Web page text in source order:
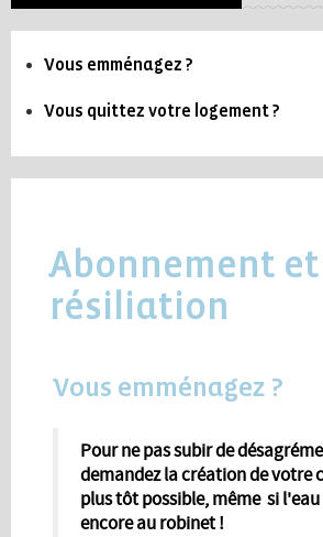
Vous emménagez ?
Vous quittez votre logement ?
Abonnement et
résiliation
Vous emménagez ?
Pour ne pas subir de
demandez la création de votre
plus tôt possible, même si
encore au robinet !